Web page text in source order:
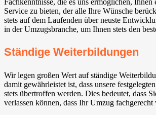
Fachkenntnisse, die es uns ermöglichen, Ihnen
Service zu bieten, der alle Ihre Wünsche
stets auf dem Laufenden über neuste
in der Umzugsbranche, um Ihnen stets den
Ständige Weiterbildungen
Wir legen großen Wert auf ständige
damit gewährleistet ist, dass unsere
stets übertroffen werden. Dies bedeutet, dass
verlassen können, dass Ihr Umzug